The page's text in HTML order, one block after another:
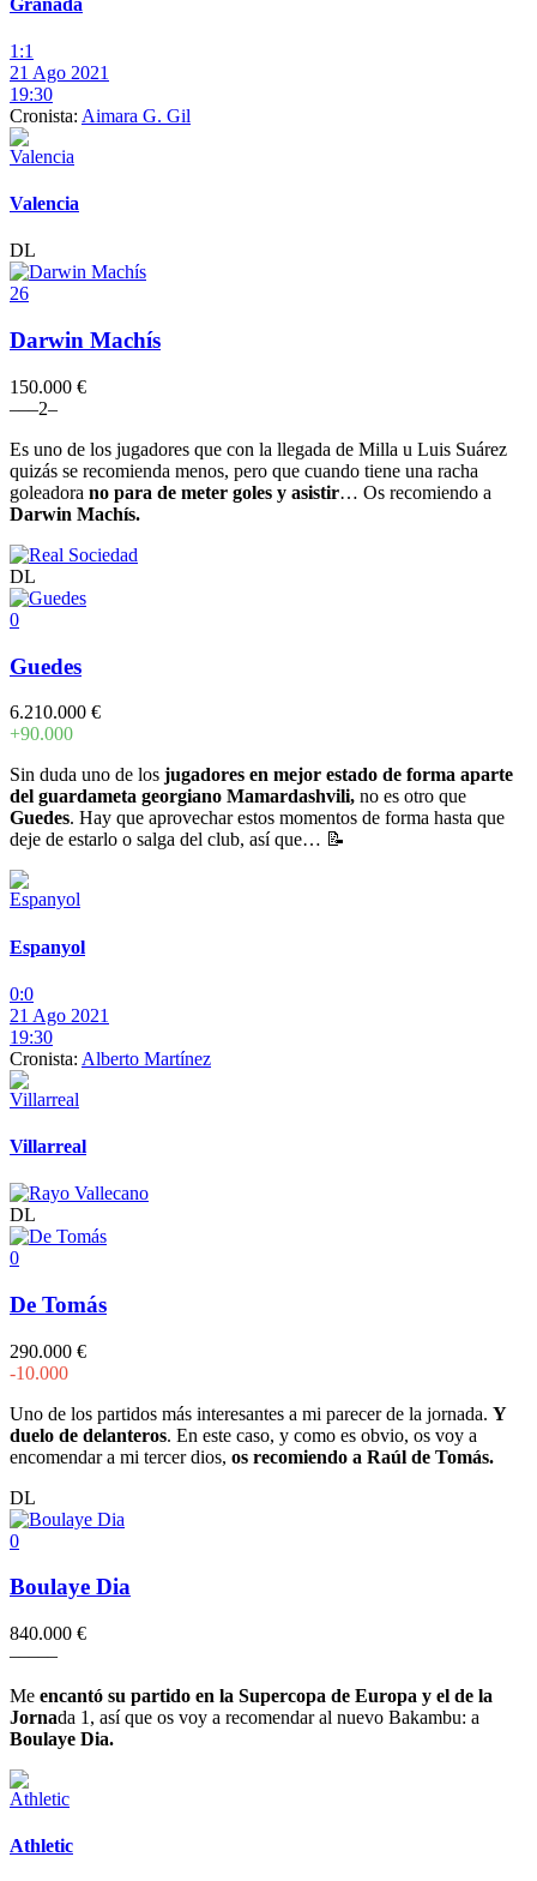
1:1
21 Ago 2021
19:30
Cronista: Aimara G. Gil
Valencia
DL
26
Darwin Machís
150.000 €
–––2–
Es uno de los jugadores que con la llegada de Milla u Luis Suárez
quizás se recomienda menos, pero que cuando tiene una racha
goleadora no para de meter goles y asistir… Os recomiendo a
Darwin Machís.
DL
0
Guedes
6.210.000 €
+90.000
Sin duda uno de los jugadores en mejor estado de forma aparte
del guardameta georgiano Mamardashvili, no es otro que
Guedes. Hay que aprovechar estos momentos de forma hasta que
deje de estarlo o salga del club, así que… 📝
Espanyol
0:0
21 Ago 2021
19:30
Cronista: Alberto Martínez
Villarreal
DL
0
De Tomás
290.000 €
-10.000
Uno de los partidos más interesantes a mi parecer de la jornada. Y
duelo de delanteros. En este caso, y como es obvio, os voy a
encomendar a mi tercer dios, os recomiendo a Raúl de Tomás.
DL
0
Boulaye Dia
840.000 €
–––––
Me encantó su partido en la Supercopa de Europa y el de la
Jornada 1, así que os voy a recomendar al nuevo Bakambu: a
Boulaye Dia.
Athletic